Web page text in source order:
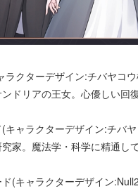
ラクターデザイン:チバヤコ
ドリアの王女。心優しい回復
キャラクターデザイン:チバ
家。魔法学・科学に精通して
(キャラクターデザイン